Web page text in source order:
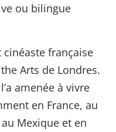
ou bilingue
française
Arts de Londres.
amenée à vivre
en France, au
Mexique et en